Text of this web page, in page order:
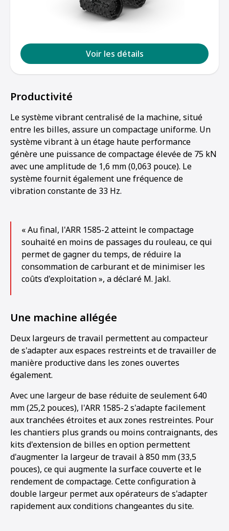
Voir les détails
Productivité
Le système vibrant centralisé de la machine, situé
entre les billes, assure un compactage uniforme. Un
système vibrant à un étage haute performance
génère une puissance de compactage élevée de 75 kN
avec une amplitude de 1,6 mm (0,063 pouce). Le
système fournit également une fréquence de
vibration constante de 33 Hz.
« Au final, l'ARR 1585-2 atteint le compactage
souhaité en moins de passages du rouleau, ce qui
permet de gagner du temps, de réduire la
consommation de carburant et de minimiser les
coûts d'exploitation », a déclaré M. Jakl.
Une machine allégée
Deux largeurs de travail permettent au compacteur
de s'adapter aux espaces restreints et de travailler de
manière productive dans les zones ouvertes
également.
Avec une largeur de base réduite de seulement 640
mm (25,2 pouces), l'ARR 1585-2 s'adapte facilement
aux tranchées étroites et aux zones restreintes. Pour
les chantiers plus grands ou moins contraignants, des
kits d'extension de billes en option permettent
d'augmenter la largeur de travail à 850 mm (33,5
pouces), ce qui augmente la surface couverte et le
rendement de compactage. Cette configuration à
double largeur permet aux opérateurs de s'adapter
rapidement aux conditions changeantes du site.